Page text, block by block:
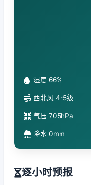
湿度 66%
西北风 4-5级
气压 705hPa
降水 0mm
逐小时预报